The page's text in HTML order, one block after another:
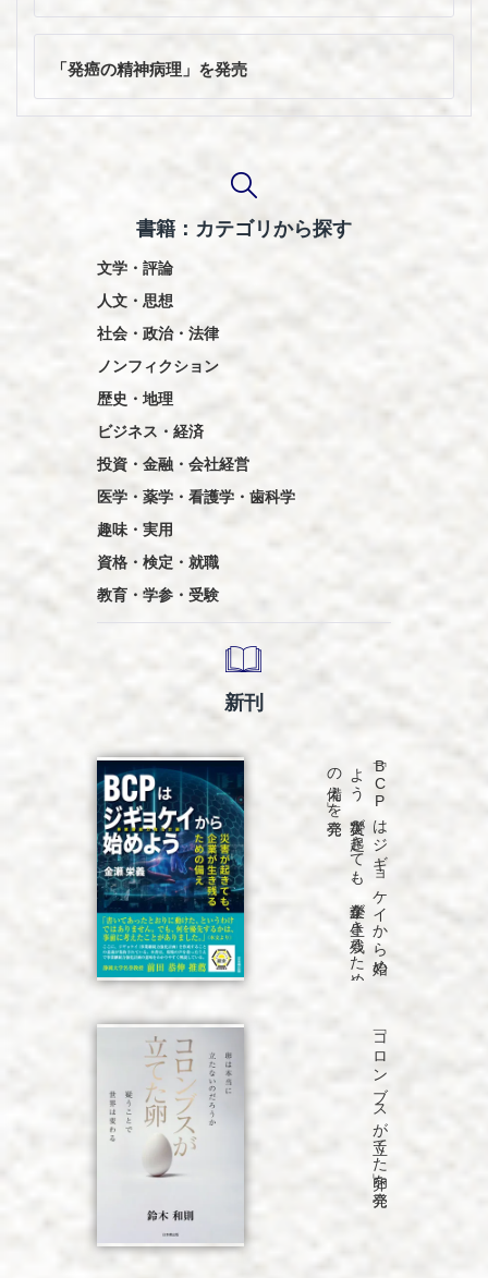
ビ
ゲ
ョ
「発癌の精神病理」を発売
書籍：カテゴリから探す
文学・評論
人文・思想
社会・政治・法律
ノンフィクション
歴史・地理
ビジネス・経済
投資・金融・会社経営
医学・薬学・看護学・歯科学
趣味・実用
資格・検定・就職
教育・学参・受験
新刊
「B
C
P
は
ジ
ギ
ョ
ケ
イ
か
ら
始め
よ
う
災害が
起き
て
も
、
企業が
生き
残る
た
め
の
備え
」を
発売
「コロンブスが立てた卵」を発売